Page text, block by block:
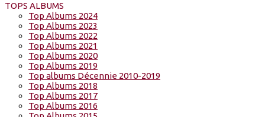
TOPS ALBUMS
Top Albums 2024
Top Albums 2023
Top Albums 2022
Top Albums 2021
Top Albums 2020
Top Albums 2019
Top albums Décennie 2010-2019
Top Albums 2018
Top Albums 2017
Top Albums 2016